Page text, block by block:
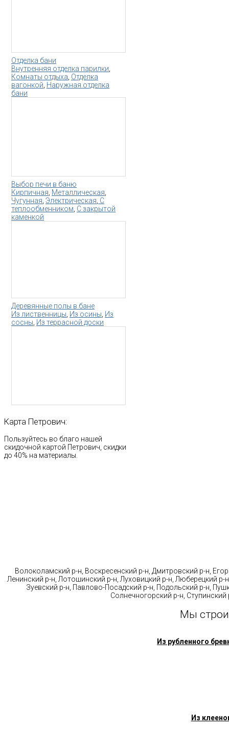
Отделка бани
Внутренняя отделка парилки
Комнаты отдыха Отделка
вагонкой Наружная отделка
бани
Выбор печи в баню
Кирпичная Металлическая
Чугунная Электрическая С
теплообменником С закрытой
каменкой
Деревянные полы в бане
Из лиственницы Из осины Из
сосны Из террасной доски
Карта Петрович:
Пользуйтесь во благо нашей
скидочной картой Петрович, скидки
до 40% на материалы.
Волоколамский р-н, Воскресенский р-н, Дмитровский р-н,
Ленинский р-н, Лотошинский р-н, Луховицкий р-н, Люберецкий
Зуевский р-н, Павлово-Посадский р-н, Подольский р-н,
Солнечногорский р-н,
Мы
Из рубленного
Из